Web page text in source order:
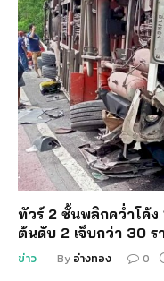
ทัวร์ 2 ชั้นพลิกคว่ำโค้ง
ต้นดับ 2 เจ็บกว่า 30 ร
ข่าว By อ่างทอง 0